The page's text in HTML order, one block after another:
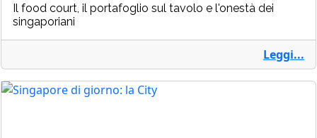
Il food court, il portafoglio sul tavolo e l'onestà dei
singaporiani
Leggi...